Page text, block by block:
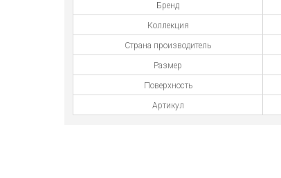
Бренд
Коллекция
Страна производитель
Размер
Поверхность
Артикул